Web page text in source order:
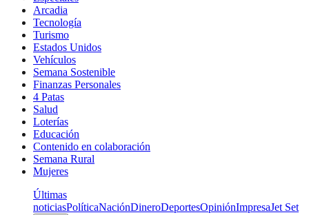
Arcadia
Tecnología
Turismo
Estados Unidos
Vehículos
Semana Sostenible
Finanzas Personales
4 Patas
Salud
Loterías
Educación
Contenido en colaboración
Semana Rural
Mujeres
Últimas
noticiasPolíticaNaciónDineroDeportesOpiniónImpresaJet Set